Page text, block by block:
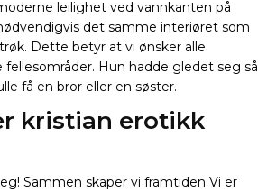
leilighet ved vannkanten på
det samme interiøret som
Dette betyr at vi ønsker alle
Hun hadde gledet seg så
få en bror eller en søster.
kristian erotikk
Sammen skaper vi framtiden Vi er